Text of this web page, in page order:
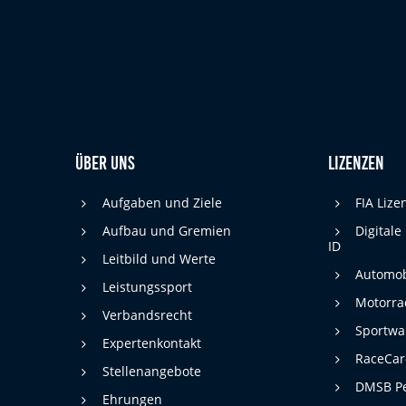
Über uns
Aufgaben und Ziele
Aufbau und Gremien
Leitbild und Werte
Leistungssport
Verbandsrecht
Expertenkontakt
Stellenangebote
Ehrungen
Lizenzen
FIA
Digitale
ID
DMSB
Statistiken
Berichten über die Website-Nutzungsstatistik dienen, ohne dass
einzelne Besucher persönlich identifiziert werden können.
Google Analytics
_gat, _ga, _gid
Diese Cookies dienen zur Erhebung von